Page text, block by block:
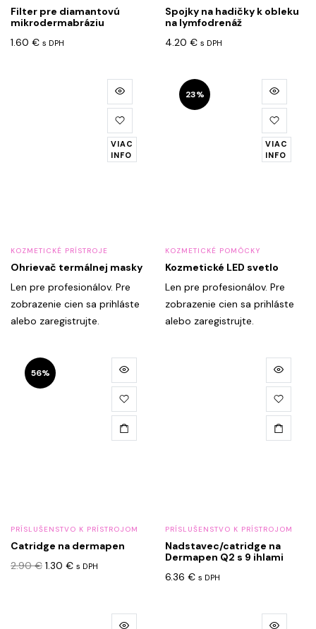
Filter pre diamantovú
mikrodermabráziu
1.60 € s DPH
Spojky na hadičky k obleku
na lymfodrenáž
4.20 € s DPH
VIAC
INFO
KOZMETICKÉ PRÍSTROJE
Ohrievač termálnej masky
Len pre profesionálov. Pre
zobrazenie cien sa prihláste
alebo zaregistrujte.
23%
VIAC
INFO
KOZMETICKÉ POMÔCKY
Kozmetické LED svetlo
Len pre profesionálov. Pre
zobrazenie cien sa prihláste
alebo zaregistrujte.
56%
Tento
produkt
má
viacero
variantov.
stránke
produktu.
PRÍSLUŠENSTVO K PRÍSTROJOM
Catridge na dermapen
2.90€ Pôvodná
1.30 €Aktuálna
s DPH
PRÍSLUŠENSTVO K PRÍSTROJOM
Nadstavec/catridge na
Dermapen Q2 s 9 ihlami
6.36 € s DPH
Tento